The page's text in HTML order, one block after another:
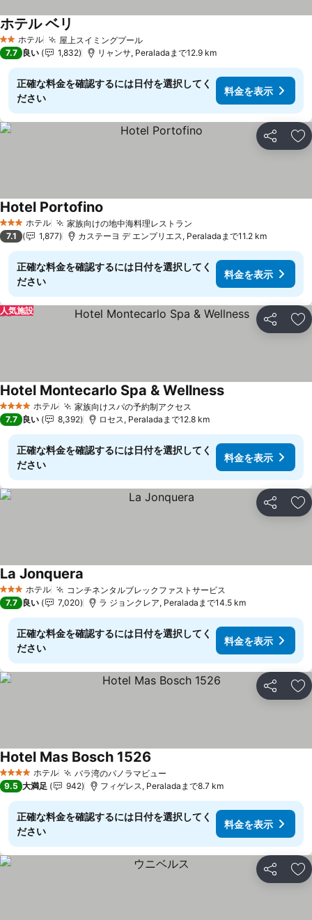
2 ホテルのランク
ホテル 屋上スイミングプール料金を表示
ホテル ベリ
7.7 良い 1,832 リャンサ, Peraladaまで12.9 km
正確な料金を確認するには日付を選択してく
ださい
料金を表示
シェア お
3 ホテルのランク
ホテル 家族向けの地中海料理レストラン
Hotel Portofino
7.1 1,877 カステーヨ デ エンプリエス, Peraladaまで11.2 km
正確な料金を確認するには日付を選択してく
ださい
料金を表示
シェア お
人気施設
4 ホテルのランク
ホテル 家族向けスパの予約制アクセス
Hotel Montecarlo Spa & Wellness料金を表示
7.7 良い 8,392 ロセス, Peraladaまで12.8 km
正確な料金を確認するには日付を選択してく
ださい
料金を表示
シェア お
3 ホテルのランク
ホテル コンチネンタルブレックファストサービス
La Jonquera
7.7 良い 7,020 ラ ジョンクレア, Peraladaまで14.5 km
正確な料金を確認するには日付を選択してく
ださい
料金を表示
シェア お
4 ホテルのランク
ホテル バラ湾のパノラマビュー
Hotel Mas Bosch 1526
9.5 大満足 942 フィゲレス, Peraladaまで8.7 km
正確な料金を確認するには日付を選択してく
ださい
料金を表示
シェア お